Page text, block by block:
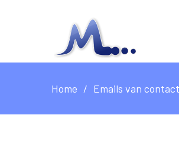
Home Emails van